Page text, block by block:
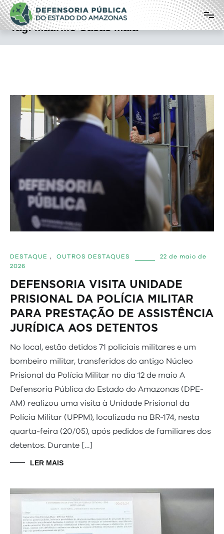
Pular
para
o
conteúdo
Defensoria Pública do Estado do
Amazonas
Tag:Maurílio Casas Maia
DESTAQUE , OUTROS DESTAQUES
22 de maio de
2026
DEFENSORIA VISITA UNIDADE
PRISIONAL DA POLÍCIA MILITAR
PARA PRESTAÇÃO DE ASSISTÊNCIA
JURÍDICA AOS DETENTOS
No local, estão detidos 71 policiais militares e um
bombeiro militar, transferidos do antigo Núcleo
Prisional da Polícia Militar no dia 12 de maio A
Defensoria Pública do Estado do Amazonas (DPE-
AM) realizou uma visita à Unidade Prisional da
Polícia Militar (UPPM), localizada na BR-174, nesta
quarta-feira (20/05), após pedidos de familiares dos
detentos. Durante […]
LER MAIS